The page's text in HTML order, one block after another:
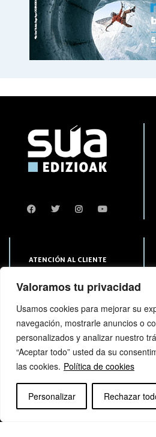
Valoramos tu privacidad
Usamos cookies para mejorar su
navegación, mostrarle anuncios o
personalizados y analizar nuestro
“Aceptar todo” usted da su
las cookies. Política de cookies
Personalizar Rechazar
ATENCIÓN AL CLIENTE
944 169 430
SUSCRIPCIONES